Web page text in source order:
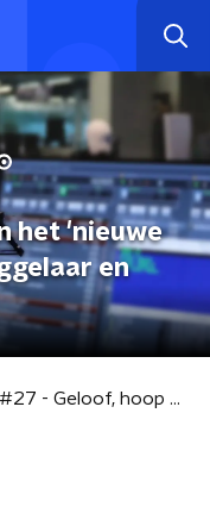
het 'nieuwe
en
#27 - Geloof, hoop en het 'nieuwe normaal' met Ben Tiggelaar en Stefan Paas